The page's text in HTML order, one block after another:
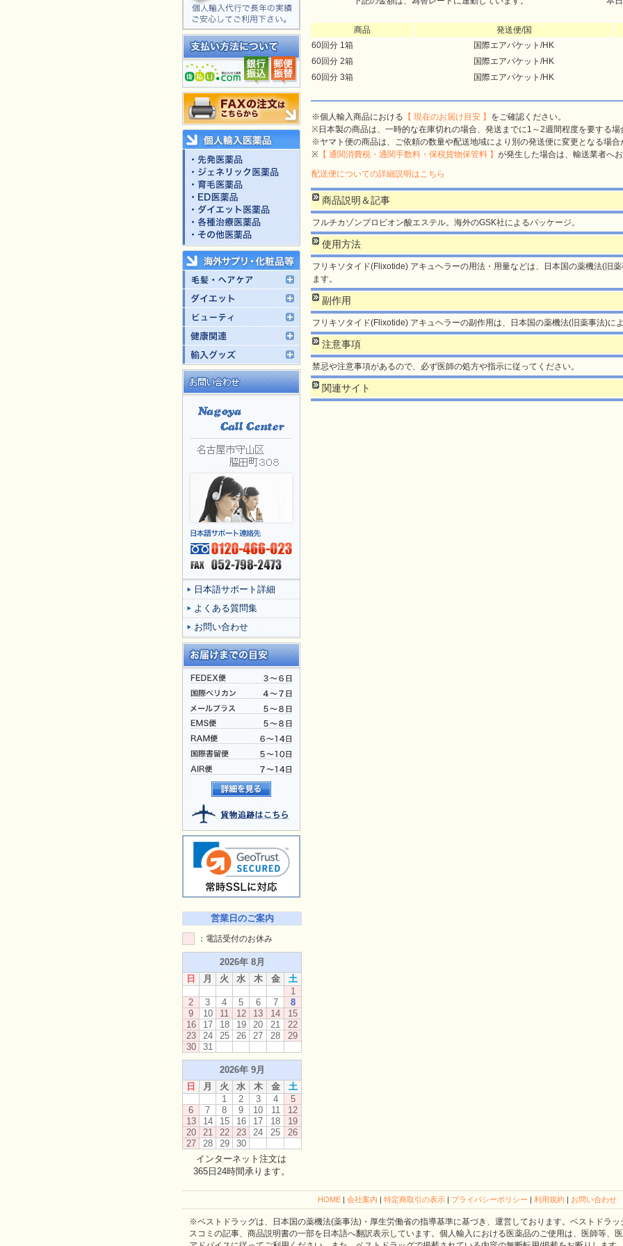
日本語サポート詳細
よくある質問集
お問い合わせ
営業日のご案内
：電話受付のお休み
2026年 8月
日
月 火 水 木 金
土
1
2
3 4 5 6 7
8
9
10 11 12 13 14
15
16
17 18 19 20 21
22
23
24 25 26 27 28
29
30
31
2026年 9月
日
月 火 水 木 金
土
1
2 3 4
5
6
7 8 9 10 11
12
13
14 15 16 17 18
19
20
21 22 23 24 25
26
27
28 29
30
インターネット注文は
365日24時間承ります。
商品 発送便/国
60回分 1箱
国際エアパケット/HK
60回分 2箱
国際エアパケット/HK
60回分 3箱
国際エアパケット/HK
※個人輸入商品における 【 現在のお届け目安 】 をご確認ください。
※日本製の商品は、一時的な在庫切れの場合、発送までに1～2週間程度を要する場
※ヤマト便の商品は、ご依頼の数量や配送地域により別の発送便に変更となる場合
※ 【 通関消費税・通関手数料・保税貨物保管料 】 が発生した場合は、輸送業者へお
配送便についての詳細説明はこちら
商品説明＆記事
フルチカゾンプロピオン酸エステル。海外のGSK社によるパッケージ。
使用方法
フリキソタイド(Flixotide) アキュヘラーの用法・用量などは、日本国の薬機法(旧
ます。
副作用
フリキソタイド(Flixotide) アキュヘラーの副作用は、日本国の薬機法(旧薬事法)に
注意事項
禁忌や注意事項があるので、必ず医師の処方や指示に従ってください。
関連サイト
HOME | 会社案内 | 特定商取引の表示 | プライバシーポリシー | 利用規約 | お問い合わせ
※ベストドラッグは、日本国の薬機法(薬事法)・厚生労働省の指導基準に基づき、運営しております。ベストドラ
スコミの記事、商品説明書の一部を日本語へ翻訳表示しています。個人輸入における医薬品のご使用は、医師等、